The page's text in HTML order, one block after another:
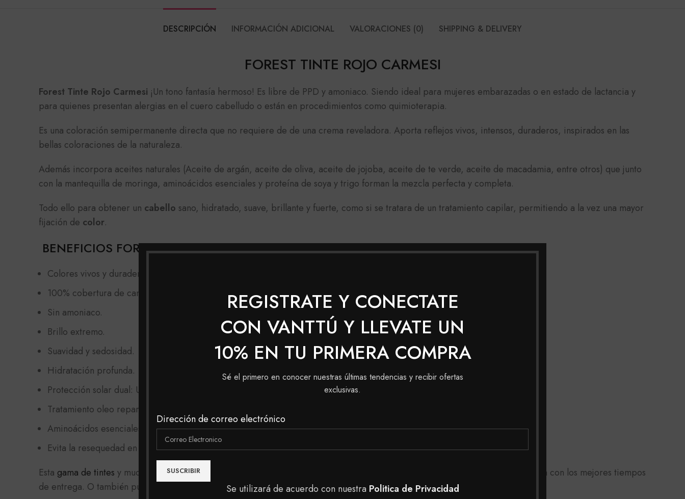
REGISTRATE Y CONECTATE
CON VANTTÚ Y LLEVATE UN
10% EN TU PRIMERA COMPRA
Sé el primero en conocer nuestras últimas tendencias y recibir ofertas
exclusivas.
Dirección de correo electrónico
Se utilizará de acuerdo con nuestra Politica de Privacidad
DESCRIPCIÓN INFORMACIÓN ADICIONAL VALORACIONES (0) SHIPPING & DELIVERY
FOREST TINTE ROJO CARMESI
Forest Tinte Rojo Carmesi ¡Un tono fantasía hermoso! Es libre de PPD y amoniaco. Siendo ideal para mujeres embarazadas o en estado de lactancia y
para quienes presentan alergias en el cuero cabelludo o están en procedimientos como quimioterapia.
Es una coloración semipermanente directa que no requiere de de una crema reveladora. Aporta reflejos vivos, intensos, duraderos, inspirados en las
bellas coloraciones de la naturaleza.
Además incorpora aceites naturales (Aceite de argán, aceite de oliva, aceite de jojoba, aceite de te verde, aceite de macadamia, entre otros) que junto
con la mantequilla de moringa, aminoácidos esenciales y proteína de soya y trigo forman la mezcla perfecta y completa.
Todo ello para obtener un cabello sano, hidratado, suave, brillante y fuerte, como si se tratara de un tratamiento capilar, permitiendo a la vez una mayor
fijación de color.
BENEFICIOS FOREST TINTE ROJO CARMESI
Colores vivos y duraderos.
100% cobertura de canas.
Sin amoniaco.
Brillo extremo.
Suavidad y sedosidad.
Hidratación profunda.
Protección solar dual: UVA y UVB.
Tratamiento oleo reparador.
Aminoácidos esenciales y reparadores.
Evita la resequedad en el cuero cabelludo.
Esta gama de tintes y muchas mas las podrás encontrar en nuestra tienda, puedes realizar tu pedido a domicilio a toda Colombia con los mejores tiempos
de entrega. O también puedes realizar tu compra en nuestras tiendas físicas en Bogotá para tener una mejor asesoría.